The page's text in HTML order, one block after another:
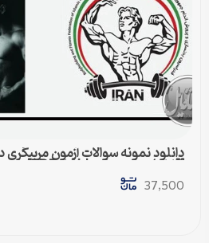
آقایان) + پاسخنامه | فایل PDF
37,500